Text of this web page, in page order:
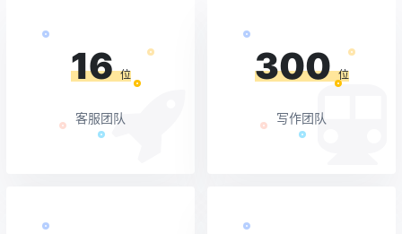
16 位
客服团队
300 位
写作团队